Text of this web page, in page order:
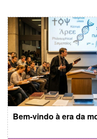
Bem-vindo à era da